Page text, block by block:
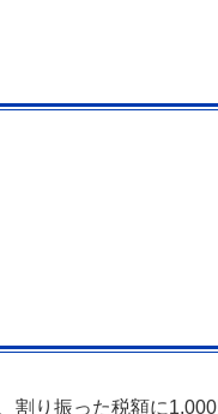
割り振った税額に